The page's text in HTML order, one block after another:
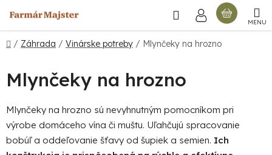
na
obsah
Hľadať
Domov
/ Záhrada / Vinárske potreby / Mlynčeky na hrozno
Mlynčeky na hrozno
Mlynčeky na hrozno sú nevyhnutným pomocníkom pri
výrobe domáceho vína či muštu. Uľahčujú spracovanie
bobúľ a oddeľovanie šťavy od šupiek a semien. Ich